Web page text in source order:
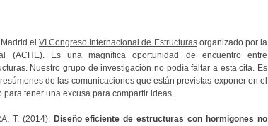
el VI Congreso Internacional de Estructurasorganizado por la
(ACHE). Es una magnífica oportunidad de encuentro entre
Nuestro grupo de investigación no podía faltar a esta cita. Es
de las comunicaciones que están previstas exponer en el
tener una excusa para compartir ideas.
T. (2014). Diseño eficiente de estructuras con hormigones no